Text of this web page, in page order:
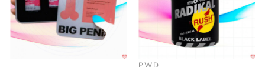
PWD